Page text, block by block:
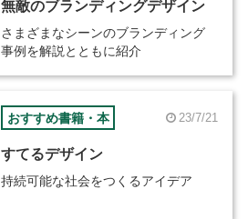
無敵のブランディングデザイン
さまざまなシーンのブランディング
事例を解説とともに紹介
おすすめ書籍・本 23/7/21
すてるデザイン
持続可能な社会をつくるアイデア